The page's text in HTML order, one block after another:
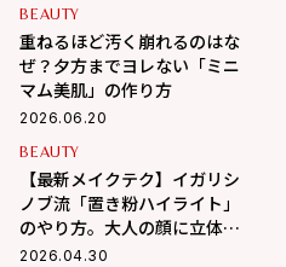
BEAUTY
重ねるほど汚く崩れるのはな
ぜ？夕方までヨレない「ミニ
マム美肌」の作り方
2026.06.20
BEAUTY
【最新メイクテク】イガリシ
ノブ流「置き粉ハイライト」
のやり方。大人の顔に立体感
を与える、発光肌作りの全工
2026.04.30